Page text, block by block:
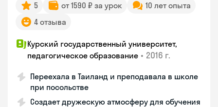
5 от 1590 ₽ за урок
10 лет опыта
4 отзыва
Курский государственный университет,
педагогическое образование • 2016 г.
Переехала в Таиланд и преподавала в школе
при посольстве
Создает дружескую атмосферу для обучения